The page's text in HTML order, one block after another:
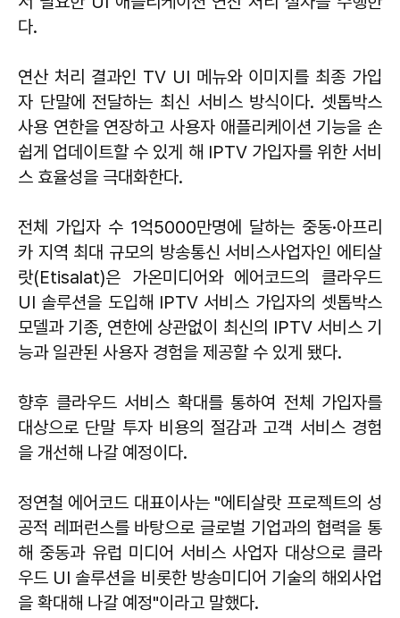
다.
연산 처리 결과인 TV UI 메뉴와 이미지를 최종 가입
자 단말에 전달하는 최신 서비스 방식이다. 셋톱박스
사용 연한을 연장하고 사용자 애플리케이션 기능을 손
쉽게 업데이트할 수 있게 해 IPTV 가입자를 위한 서비
스 효율성을 극대화한다.
전체 가입자 수 1억5000만명에 달하는 중동·아프리
카 지역 최대 규모의 방송통신 서비스사업자인 에티살
랏(Etisalat)은 가온미디어와 에어코드의 클라우드
UI 솔루션을 도입해 IPTV 서비스 가입자의 셋톱박스
모델과 기종, 연한에 상관없이 최신의 IPTV 서비스 기
능과 일관된 사용자 경험을 제공할 수 있게 됐다.
향후 클라우드 서비스 확대를 통하여 전체 가입자를
대상으로 단말 투자 비용의 절감과 고객 서비스 경험
을 개선해 나갈 예정이다.
정연철 에어코드 대표이사는 "에티살랏 프로젝트의 성
공적 레퍼런스를 바탕으로 글로벌 기업과의 협력을 통
해 중동과 유럽 미디어 서비스 사업자 대상으로 클라
우드 UI 솔루션을 비롯한 방송미디어 기술의 해외사업
을 확대해 나갈 예정"이라고 말했다.